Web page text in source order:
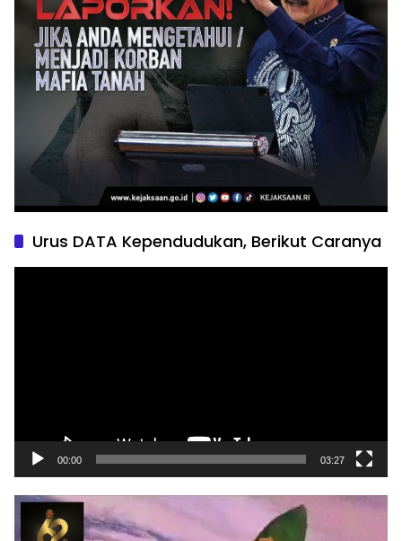
Urus DATA Kependudukan, Berikut Caranya
00:00 03:27
Pemutar
Video